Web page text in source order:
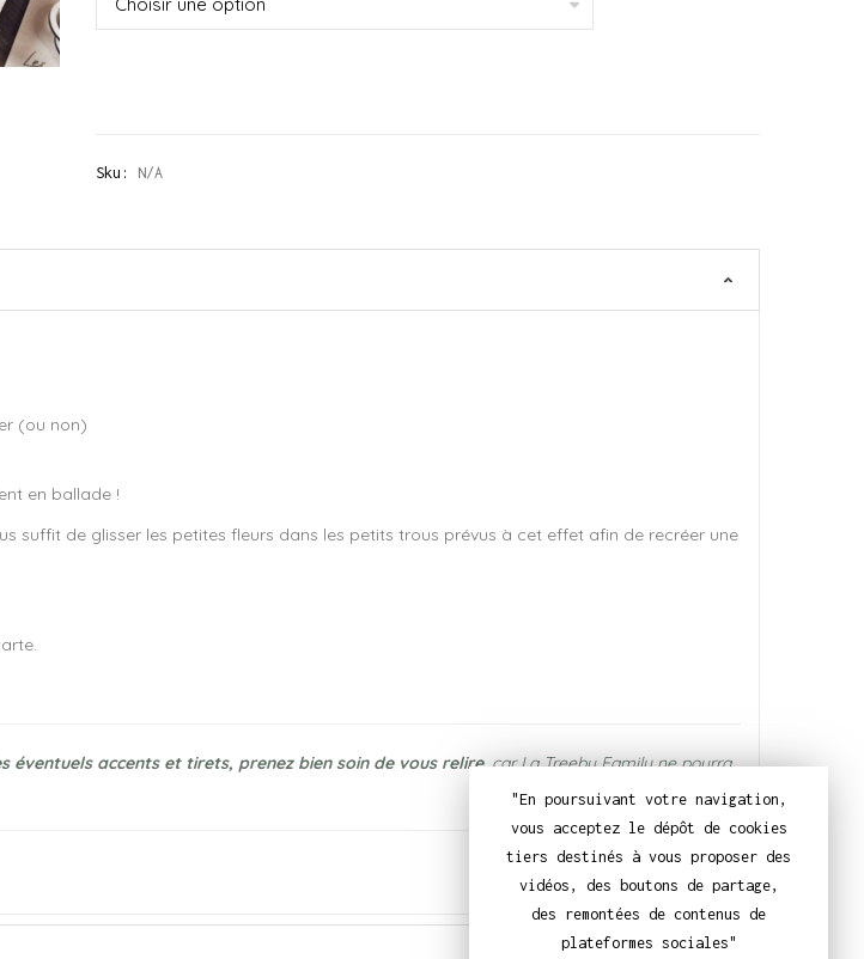
Sku: N/A
(ou non)
en ballade !
suffit de glisser les petites fleurs dans les petits trous prévus à cet effet afin de recréer une
éventuels accents et tirets, prenez bien soin de vous relire, car La Treebu Family ne pourra
"En poursuivant votre navigation,
vous acceptez le dépôt de cookies
tiers destinés à vous proposer des
vidéos, des boutons de partage,
des remontées de contenus de
plateformes sociales"